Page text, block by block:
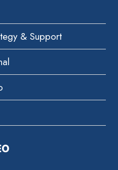
& Support